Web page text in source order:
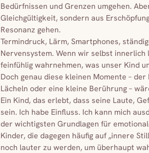
Bedürfnissen und Grenzen umgehen.
Gleichgültigkeit, sondern aus
Resonanz gehen.
Termindruck, Lärm, Smartphones,
Nervensystem. Wenn wir selbst
feinfühlig wahrnehmen, was unser Kind
Doch genau diese kleinen Momente –
Lächeln oder eine kleine Berührung –
Ein Kind, das erlebt, dass seine Laute,
sein. Ich habe Einfluss. Ich kann mich
der wichtigsten Grundlagen für
Kinder, die dagegen häufig auf „innere
noch lauter zu werden, um überhaupt